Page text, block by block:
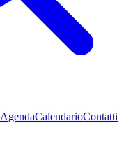
AgendaCalendarioContatti